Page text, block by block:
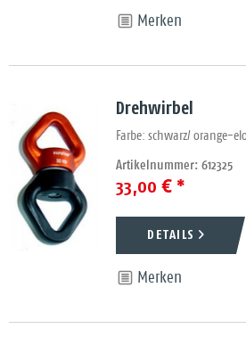
Merken
Drehwirbel
Farbe: schwarz/ orange-
Artikelnummer: 612325
33,00 € *
DETAILS
Merken